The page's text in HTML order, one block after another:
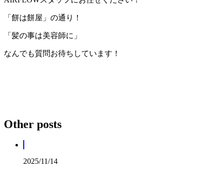
「餅は餅屋」の通り！
「髪の事は美容師に」
なんでも質問お待ちしています！
Other posts
2025/11/14